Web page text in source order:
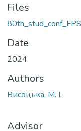
Files
Date
2024
Authors
Висоцька, М. І.
Advisor